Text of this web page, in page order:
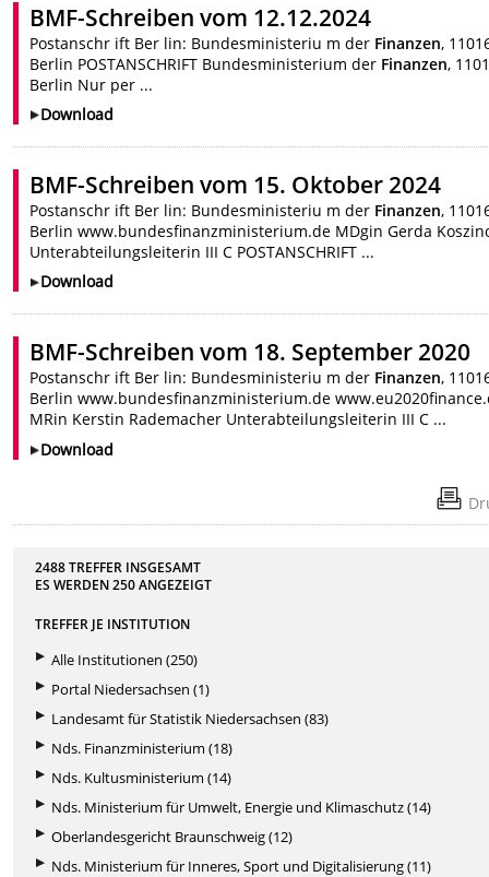
BMF-Schreiben vom 12.12.2024
Postanschr ift Ber lin: Bundesministeriu m der Finanzen,
Berlin POSTANSCHRIFT Bundesministerium der Finanzen,
Berlin Nur per ...
Download
BMF-Schreiben vom 15. Oktober 2024
Postanschr ift Ber lin: Bundesministeriu m der Finanzen,
Berlin www.bundesfinanzministerium.de MDgin Gerda
Unterabteilungsleiterin III C POSTANSCHRIFT ...
Download
BMF-Schreiben vom 18. September 2020
Postanschr ift Ber lin: Bundesministeriu m der Finanzen,
Berlin www.bundesfinanzministerium.de
MRin Kerstin Rademacher Unterabteilungsleiterin III C ...
Download
2488 TREFFER INSGESAMT
ES WERDEN250ANGEZEIGT
TREFFER JE INSTITUTION
Alle Institutionen (250)
Portal Niedersachsen (1)
Landesamt für Statistik Niedersachsen (83)
Nds. Finanzministerium (18)
Nds. Kultusministerium (14)
Nds. Ministerium für Umwelt, Energie und Klimaschutz (14)
Oberlandesgericht Braunschweig (12)
Nds. Ministerium für Inneres, Sport und Digitalisierung (11)